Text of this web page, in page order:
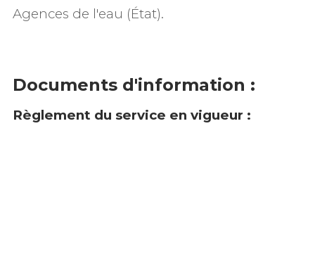
Agences de l'eau (État).
Documents d'information :
Règlement du service en vigueur :